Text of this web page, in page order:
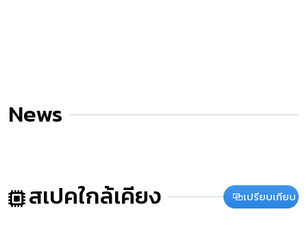
News
สเปคใกล้เคียง เปรียบเทียบ